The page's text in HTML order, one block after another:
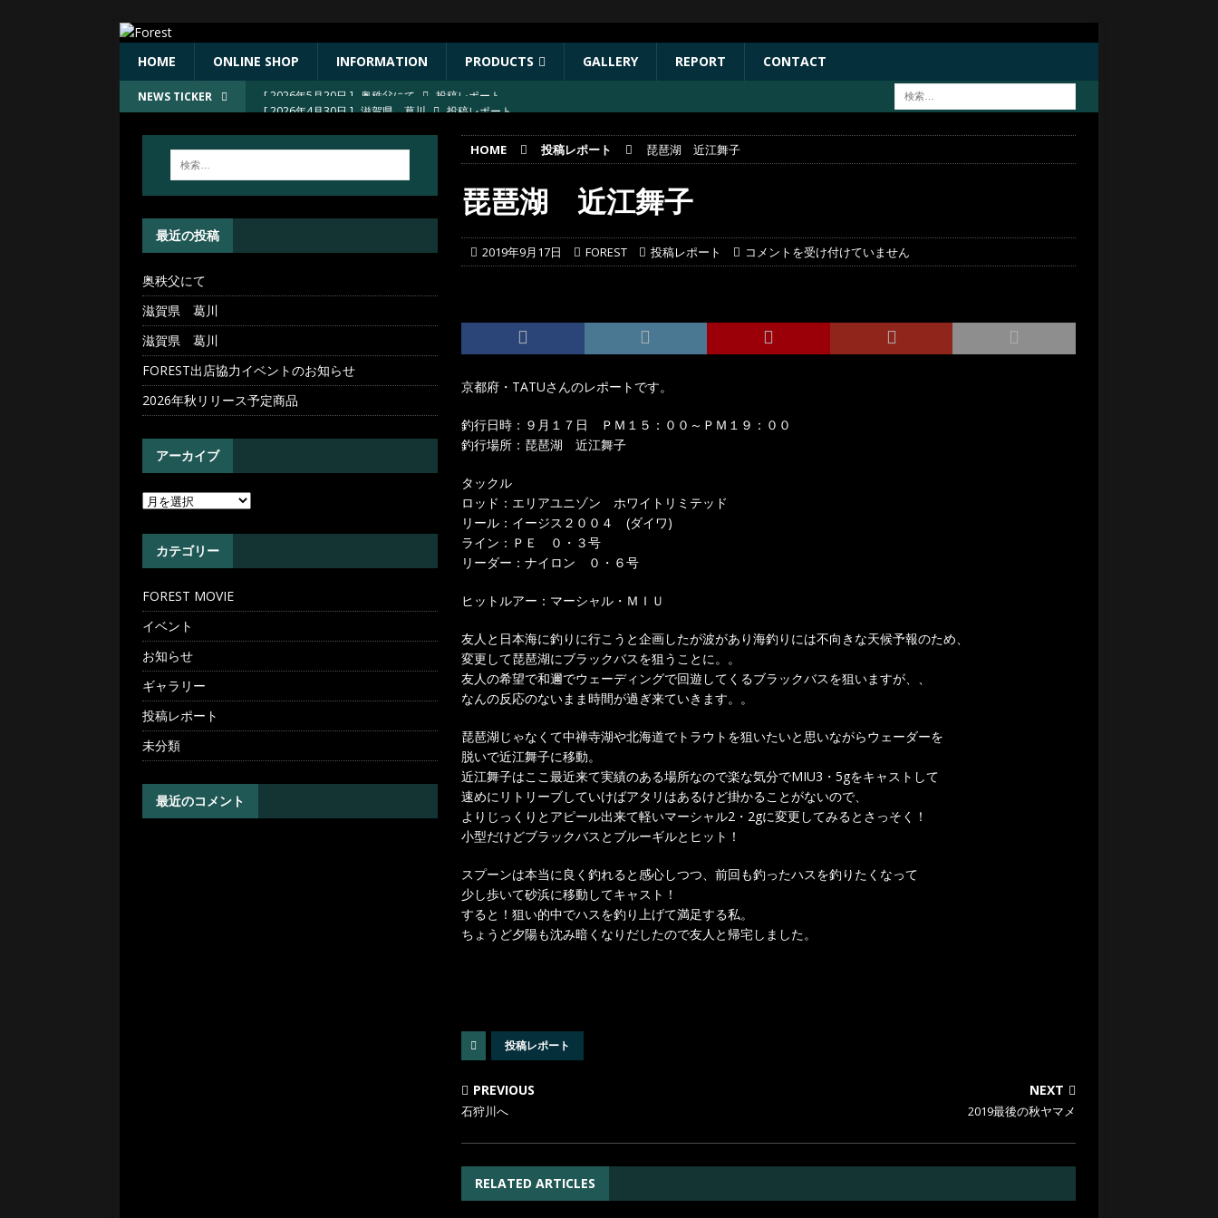
HOME ONLINE SHOP INFORMATION PRODUCTS GALLERY REPORT CONTACT
NEWS TICKER [ 2026年4月30日 ] 滋賀県 葛川
投稿レポート
FOREST出店協力イベントのお知らせ
イベント
2026年秋リリース予定商品
お知らせ
[ 2026年5月20日 ] 奥秩父にて 投稿レポート
HOME 投稿レポート 琵琶湖 近江舞子
琵琶湖 近江舞子
2019年9月17日 FOREST 投稿レポート コメントを受け付けていません
京都府・TATUさんのレポートです。
釣行日時：９月１７日 ＰＭ１５：００～ＰＭ１９：００
釣行場所：琵琶湖 近江舞子
タックル
ロッド：エリアユニゾン ホワイトリミテッド
リール：イージス２００４ (ダイワ)
ライン：ＰＥ ０・３号
リーダー：ナイロン ０・６号
ヒットルアー：マーシャル・ＭＩＵ
友人と日本海に釣りに行こうと企画したが波があり海釣りには不向きな天候予報のため、
変更して琵琶湖にブラックバスを狙うことに。。
友人の希望で和邇でウェーディングで回遊してくるブラックバスを狙いますが、、
なんの反応のないまま時間が過ぎ来ていきます。。
琵琶湖じゃなくて中禅寺湖や北海道でトラウトを狙いたいと思いながらウェーダーを
脱いで近江舞子に移動。
近江舞子はここ最近来て実績のある場所なので楽な気分でMIU3・5gをキャストして
速めにリトリーブしていけばアタリはあるけど掛かることがないので、
よりじっくりとアピール出来て軽いマーシャル2・2gに変更してみるとさっそく！
小型だけどブラックバスとブルーギルとヒット！
スプーンは本当に良く釣れると感心しつつ、前回も釣ったハスを釣りたくなって
少し歩いて砂浜に移動してキャスト！
すると！狙い的中でハスを釣り上げて満足する私。
ちょうど夕陽も沈み暗くなりだしたので友人と帰宅しました。
投稿レポート
PREVIOUS
石狩川へ
NEXT
2019最後の秋ヤマメ
RELATED ARTICLES
最近の投稿
奥秩父にて
滋賀県 葛川
滋賀県 葛川
FOREST出店協力イベントのお知らせ
2026年秋リリース予定商品
アーカイブ
カテゴリー
FOREST MOVIE
イベント
お知らせ
ギャラリー
投稿レポート
未分類
最近のコメント